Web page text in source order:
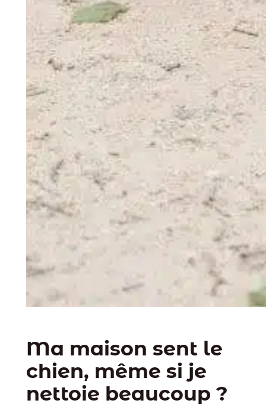
Ma maison sent le
chien, même si je
nettoie beaucoup ?